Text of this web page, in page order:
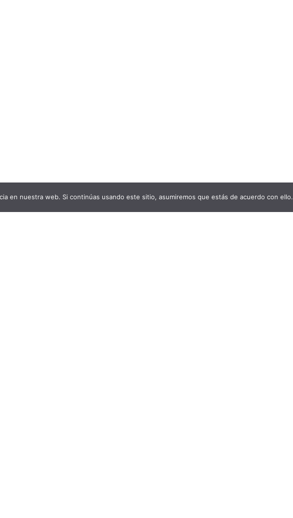
en nuestra web. Si continúas usando este sitio, asumiremos que estás de acuerdo con ello.